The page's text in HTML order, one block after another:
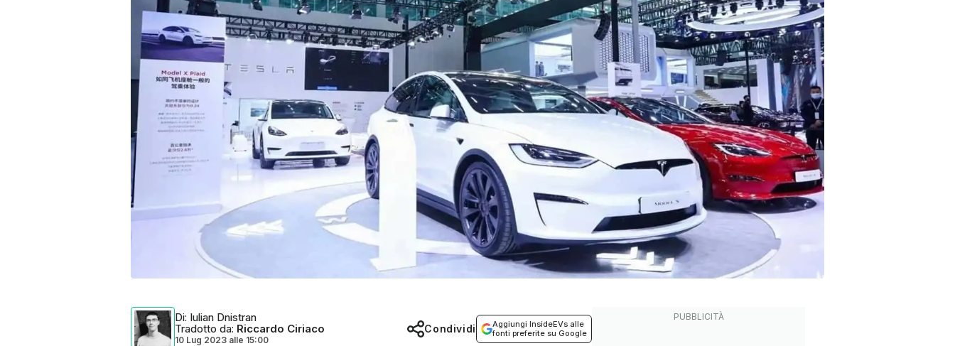
Di: Iulian Dnistran
Tradotto da: Riccardo Ciriaco
10 Lug 2023 alle 15:00
Aggiungi InsideEVs alle
fonti preferite su Google
Condividi